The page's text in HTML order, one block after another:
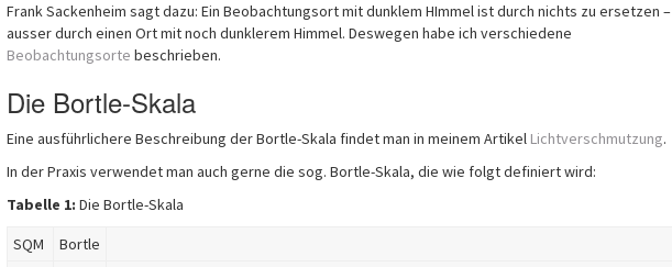
Frank Sackenheim sagt dazu: Ein Beobachtungsort mit dunklem HImmel ist durch nichts zu ersetzen –
ausser durch einen Ort mit noch dunklerem Himmel. Deswegen habe ich verschiedene
Beobachtungsorte beschrieben.
Die Bortle-Skala
Eine ausführlichere Beschreibung der Bortle-Skala findet man in meinem Artikel Lichtverschmutzung.
In der Praxis verwendet man auch gerne die sog. Bortle-Skala, die wie folgt definiert wird:
Tabelle 1: Die Bortle-Skala
SQM
Bortle